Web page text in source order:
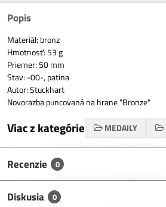
Popis
Materiál: bronz
Hmotnosť: 53 g
Priemer: 50 mm
Stav: -00-, patina
Autor: Stuckhart
Novorazba puncovaná na hrane "Bronze"
Viac z kategórie MEDAILY
Recenzie 0
Diskusia 0